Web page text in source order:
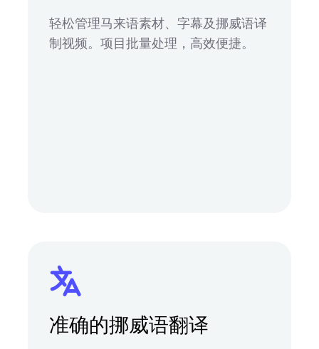
轻松管理马来语素材、字幕及挪威语译
制视频。项目批量处理，高效便捷。
准确的挪威语翻译